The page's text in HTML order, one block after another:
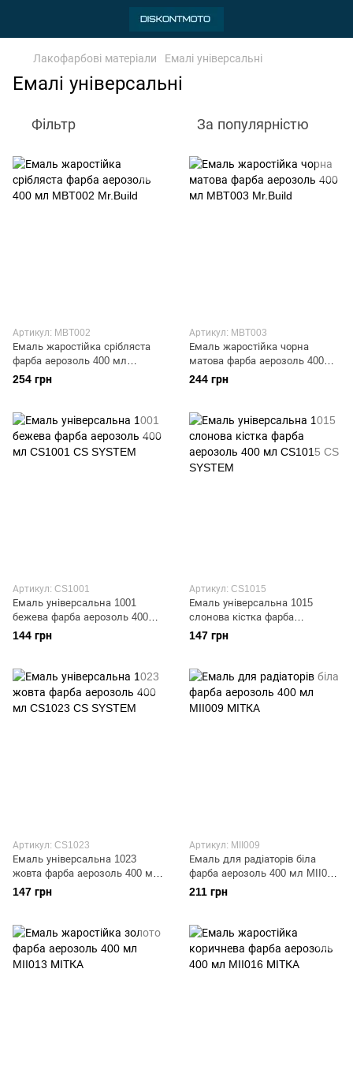
Лакофарбові матеріали Емалі універсальні
Емалі універсальні
Фільтр За популярністю
Артикул: MBT002
Емаль жаростійка срібляста
фарба аерозоль 400 мл
MBT002 Mr.Build
254 грн
Артикул: MBT003
Емаль жаростійка чорна
матова фарба аерозоль 400
мл MBT003 Mr.Build
244 грн
Артикул: CS1001
Емаль універсальна 1001
бежева фарба аерозоль 400
мл CS1001 CS SYSTEM
144 грн
Артикул: CS1015
Емаль універсальна 1015
слонова кістка фарба
аерозоль 400 мл CS1015 CS
SYSTEM
147 грн
Артикул: CS1023
Емаль універсальна 1023
жовта фарба аерозоль 400 мл
CS1023 CS SYSTEM
147 грн
Артикул: MII009
Емаль для радіаторів біла
фарба аерозоль 400 мл MII009
МІТКА
211 грн